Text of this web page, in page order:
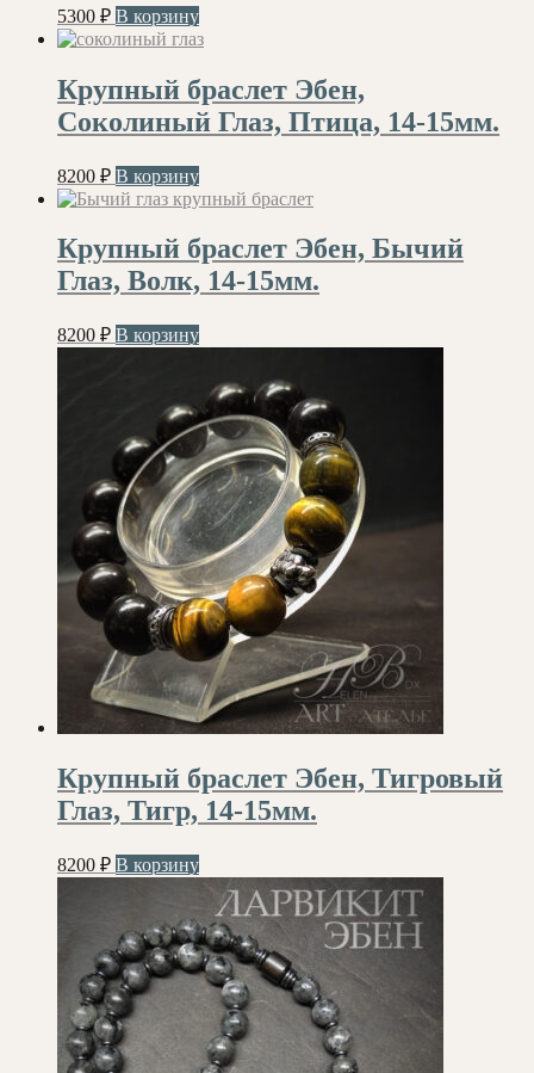
5300 ₽ В корзину
Крупный браслет Эбен,
Соколиный Глаз, Птица, 14-15мм.
8200 ₽ В корзину
Крупный браслет Эбен, Бычий
Глаз, Волк, 14-15мм.
8200 ₽ В корзину
Крупный браслет Эбен, Тигровый
Глаз, Тигр, 14-15мм.
8200 ₽ В корзину